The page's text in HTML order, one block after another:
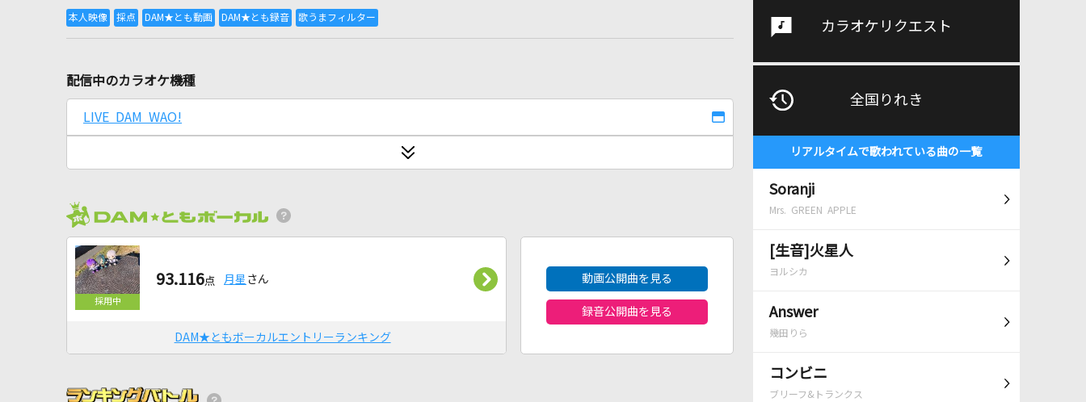
カラオケリクエスト
全国りれき
リアルタイムで歌われている曲の一覧
Soranji
Mrs. GREEN APPLE
[生音]火星人
ヨルシカ
Answer
幾田りら
コンビニ
ブリーフ&トランクス
配信中のカラオケ機種
LIVE DAM WAO!
93.116点 月星 さん
DAM★ともボーカルエントリーランキング
動画公開曲を見る
録音公開曲を見る